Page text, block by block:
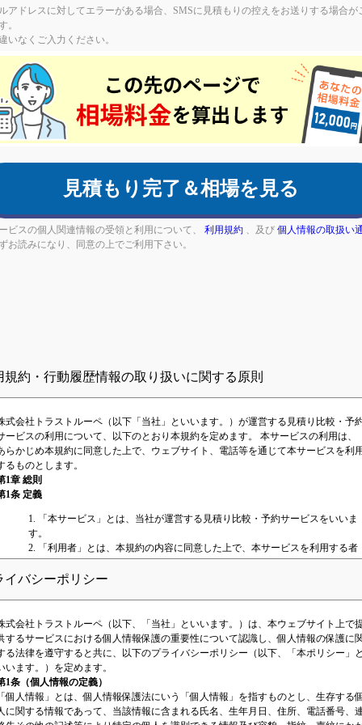
アドレスに対してエラーがある場合、SMSに見積もりの控えをお送りする場合が
。
いなくご入力ください。
見積もり完了＆相場を見る
ビスの個人関連情報の受領と利用について、 利用規約 、及び 個人情報の取扱い
お読みになり、同意の上でご利用下さい。
規約・行動履歴情報の取り扱いに関する原則
式会社トラストルーペ（以下「当社」といいます。）が運営する見積り比較・予
ービスの利用について、以下のとおり本規約を定めます。 本サービスの利用は、
らかじめ本規約に同意した上で、ウェブサイト、電話等を通じて本サービスを利
るものとします。
1章 総則
1条 定義
1. 「本サービス」とは、当社が運営する見積り比較・予約サービスをいいま
す。
2. 「利用者」とは、本規約の内容に同意した上で、本サービスを利用する者
をいいます。
3. 「提携事業者」とは、本サービスを提供するに当たり、当社と提携した事
2条 本規約の範囲、適用
規約は、利用者と当社との間における本サービスの利用について生じる全ての法
係に適用されます。 当社は、本規約に同意することを条件として、利用者に対
、本サービスの利用を許諾し、利用者と当社との間における本契約が成立するもの
します。
3条 本規約等の変更
イバシーポリシー
式会社トラストルーペ（以下、「当社」といいます。）は、本ウェブサイト上で
するサービスにおける個人情報保護の重要性について認識し、個人情報の保護に
る法律を遵守すると共に、以下のプライバシーポリシー（以下、「本ポリシー」と
います。）を定めます。
1条（個人情報の定義）
個人情報」とは、個人情報保護法にいう「個人情報」を指すものとし、生存する個
に関する情報であって、当該情報に含まれる氏名、生年月日、住所、電話番号、